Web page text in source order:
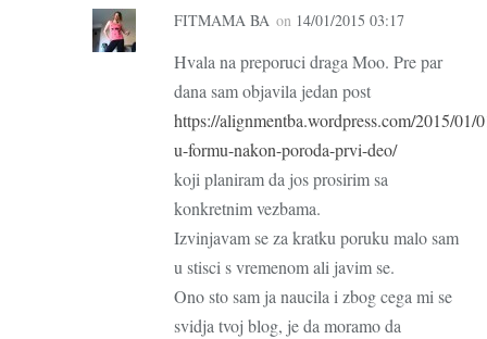
FITMAMA BA on 14/01/2015 03:17
Hvala na preporuci draga Moo. Pre par
dana sam objavila jedan post
https://alignmentba.wordpress.com/2015/01/
u-formu-nakon-poroda-prvi-deo/
koji planiram da jos prosirim sa
konkretnim vezbama.
Izvinjavam se za kratku poruku malo sam
u stisci s vremenom ali javim se.
Ono sto sam ja naucila i zbog cega mi se
svidja tvoj blog, je da moramo da